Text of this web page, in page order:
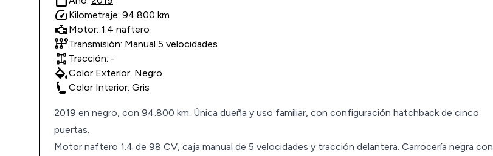
speedKilometraje: 94.800 km
Motor: 1.4 naftero
auto_transmissionTransmisión: Manual 5 velocidades
Tracción: -
colorsColor Exterior: Negro
Color Interior: Gris
2019 en negro, con 94.800 km. Única dueña y uso familiar, con configuración hatchback de cinco
puertas.
Motor naftero 1.4 de 98 CV, caja manual de 5 velocidades y tracción delantera. Carrocería negra con